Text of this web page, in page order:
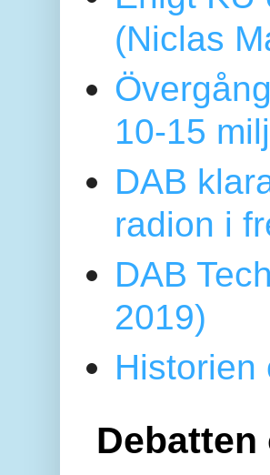
(Niclas
10-15
DAB
radion i
DAB
2019)
Historien
Debatten